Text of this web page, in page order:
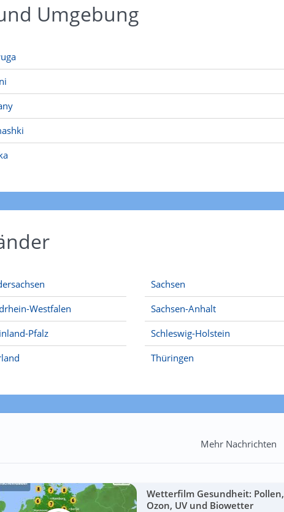
Umgebung
Westfalen
Pfalz
Sachsen
Sachsen-Anhalt
Schleswig-Holstein
Thüringen
Mehr Nachrichten
Wetterfilm Gesundheit: Pollen,
Ozon, UV und Biowetter